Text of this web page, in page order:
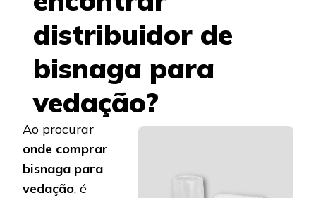
distribuidor de
bisnaga para
vedação?
Ao procurar
onde comprar
bisnaga para
vedação, é